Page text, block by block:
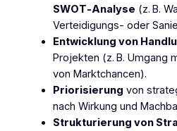
SWOT‑Analyse (z. B.
Verteidigungs- oder
Entwicklung von
Projekten (z. B. Umgang
von Marktchancen).
Priorisierung von
nach Wirkung und
Strukturierung von